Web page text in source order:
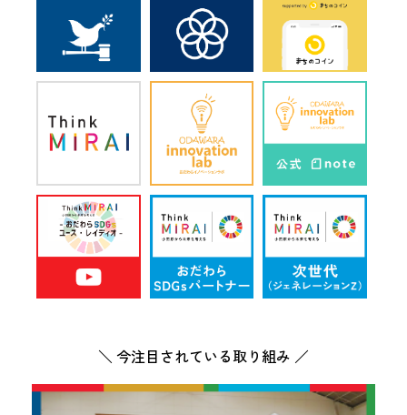
＼ 今注目されている取り組み ／